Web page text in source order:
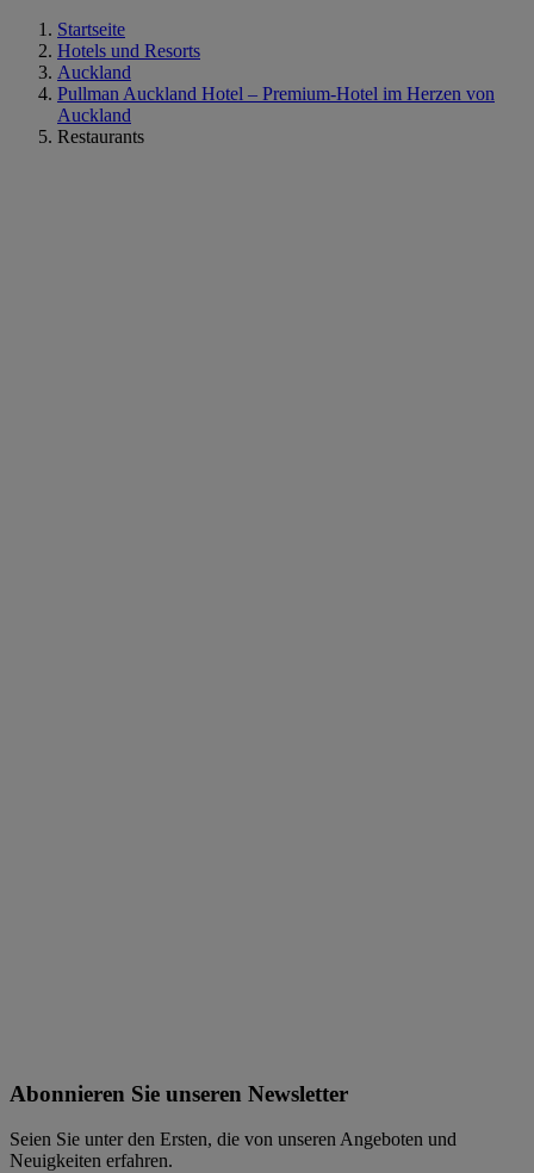
Startseite
Hotels und Resorts
Auckland
Pullman Auckland Hotel – Premium-Hotel im Herzen von
Auckland
Restaurants
Abonnieren Sie unseren Newsletter
Seien Sie unter den Ersten, die von unseren Angeboten und
Neuigkeiten erfahren.